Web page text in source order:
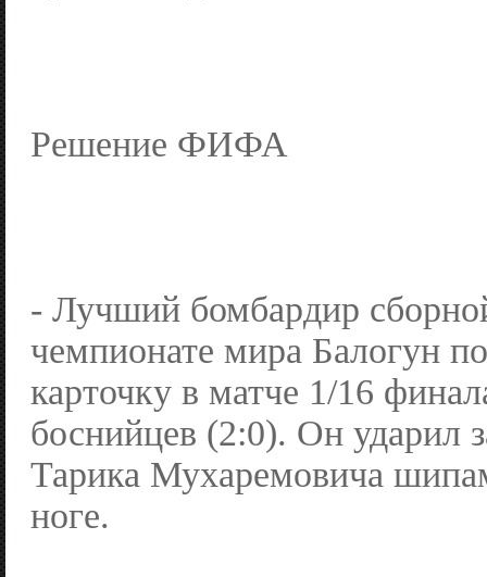
Решение ФИФА
- Лучший бомбардир
чемпионате мира Балогун
карточку в матче 1/16
боснийцев (2:0). Он ударил
Тарика Мухаремовича
ноге.